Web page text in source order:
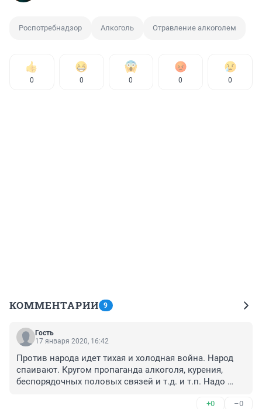
Роспотребнадзор Алкоголь Отравление алкоголем
0 0 0 0 0
КОММЕНТАРИИ 9
Гость
17 января 2020, 16:42
Против народа идет тихая и холодная война. Народ
спаивают. Кругом пропаганда алкоголя, курения,
беспорядочных половых связей и т.д. и т.п. Надо
нравственность и ограничивать повсеместную
+0 –0